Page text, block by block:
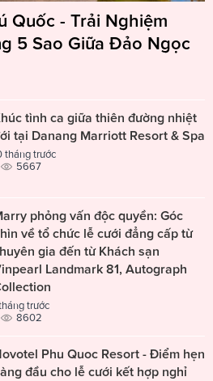
Quốc - Trải Nghiệm
5 Sao Giữa Đảo Ngọc
tình ca giữa thiên đường nhiệt
tại Danang Marriott Resort & Spa
tháng trước
5667
phỏng vấn độc quyền: Góc
về tổ chức lễ cưới đẳng cấp từ
gia đến từ Khách sạn
Landmark 81, Autograph
trước
8602
Phu Quoc Resort - Điểm hẹn
đầu cho lễ cưới kết hợp nghỉ